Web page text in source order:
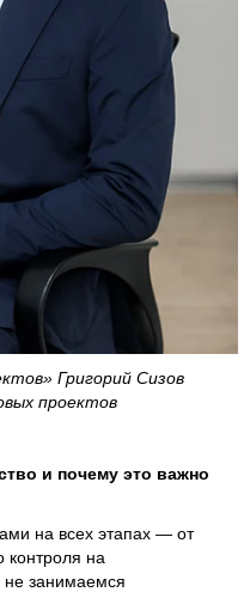
Григорий Сизов
проектов
и почему это важно
на всех этапах — от
на
занимаемся